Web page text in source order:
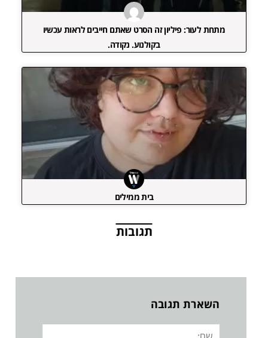
מתחת לעור: פיליון זה הסרט שאתם חייבים לראות עכשיו
בקולנוע. נקודה.
בית ממילים
תגובות
השארת תגובה
שם: